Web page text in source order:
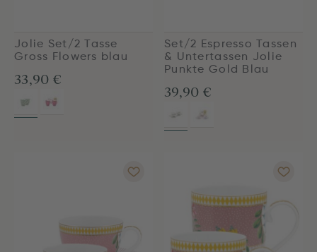
Jolie Set/2 Tasse
Gross Flowers blau
33,90 €
Set/2 Espresso Tassen
& Untertassen Jolie
Punkte Gold Blau
39,90 €